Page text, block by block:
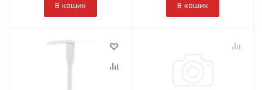
В кошик В кошик